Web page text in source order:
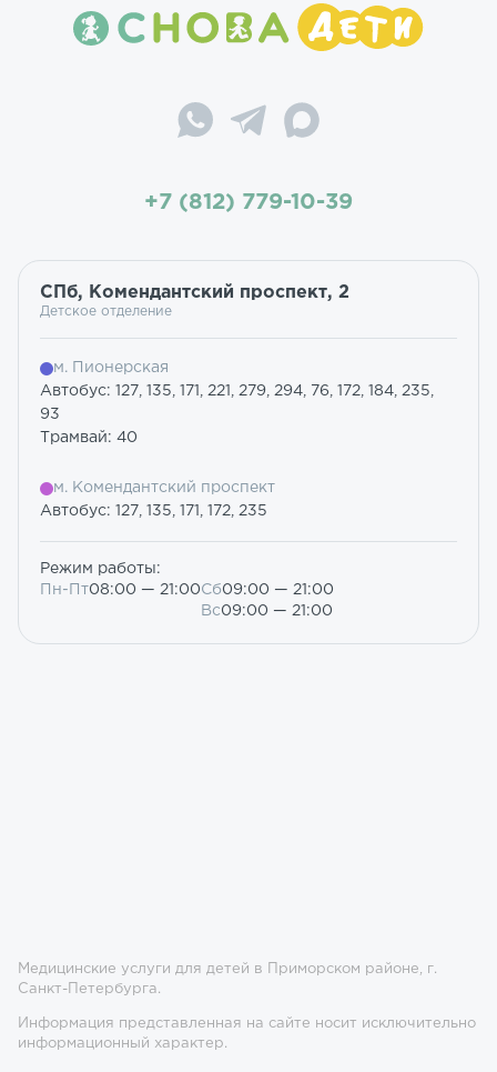
+7 (812) 779-10-39
СПб, Комендантский проспект, 2
Детское отделение
м. Пионерская
Автобус: 127, 135, 171, 221, 279, 294, 76, 172, 184, 235,
93
Трамвай: 40
м. Комендантский проспект
Автобус: 127, 135, 171, 172, 235
Режим работы:
Пн-Пт08:00 — 21:00Сб09:00 — 21:00
Вс09:00 — 21:00
Медицинские услуги для детей в Приморском районе, г.
Санкт-Петербурга.
Информация представленная на сайте носит исключительно
информационный характер.